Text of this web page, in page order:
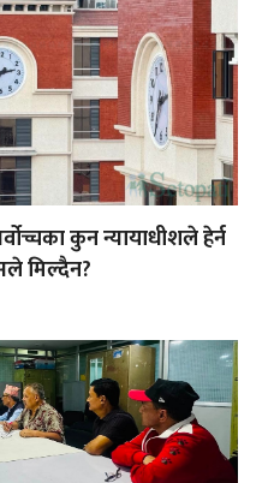
कुन न्यायाधीशले हेर्न
मिल्दैन?